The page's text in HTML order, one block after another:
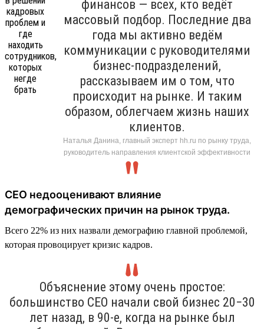
финансов — всех, кто ведёт
массовый подбор. Последние два
года мы активно ведём
коммуникации с руководителями
бизнес-подразделений,
рассказываем им о том, что
происходит на рынке. И таким
образом, облегчаем жизнь наших
клиентов.
Наталья Данина, главный эксперт hh.ru по рынку труда,
руководитель направления клиентской эффективности
CEO недооценивают влияние
демографических причин на рынок труда.
Всего 22% из них назвали демографию главной проблемой,
которая провоцирует кризис кадров.
Объяснение этому очень простое:
большинство CEO начали свой бизнес 20−30
лет назад, в 90-е, когда на рынке был